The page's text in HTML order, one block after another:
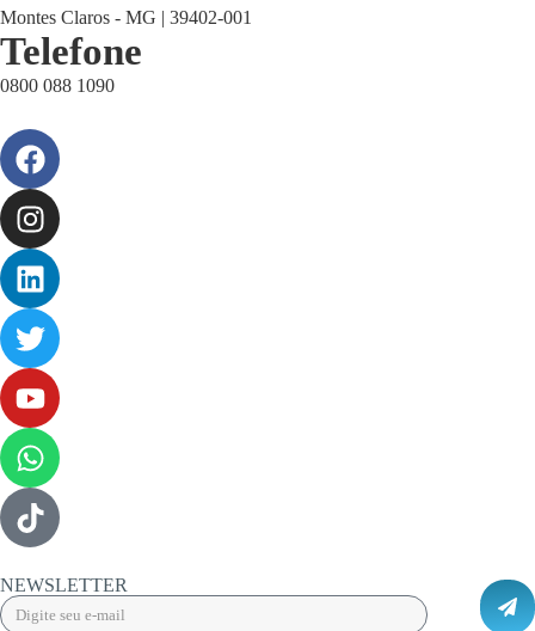
Montes Claros - MG | 39402-001
Telefone
0800 088 1090
NEWSLETTER